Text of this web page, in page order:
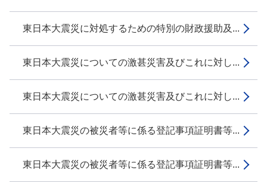
東日本大震災に対処するための特別の財政援助及...
東日本大震災についての激甚災害及びこれに対し...
東日本大震災についての激甚災害及びこれに対し...
東日本大震災の被災者等に係る登記事項証明書等...
東日本大震災の被災者等に係る登記事項証明書等...